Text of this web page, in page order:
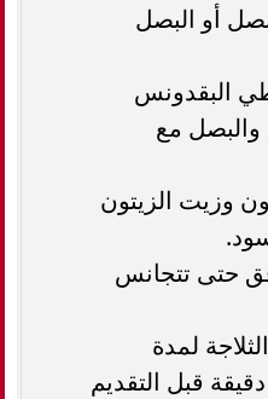
أو البصل
البقدونس
والبصل مع
وزيت الزيتون
حتى تتجانس
لمدة
تتراوح بين 15 و30 دقيقة قبل التقديم